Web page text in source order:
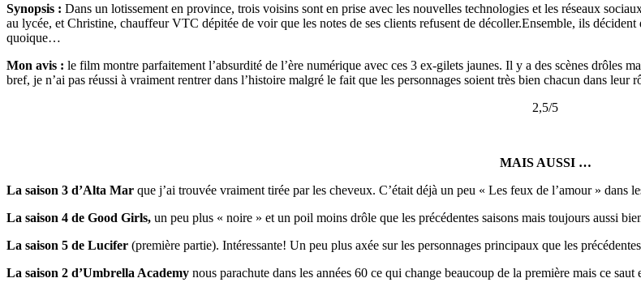
Synopsis : Dans un lotissement en province, trois voisins sont en prise avec les nouvelles technologies et les réseaux
au lycée, et Christine, chauffeur VTC dépitée de voir que les notes de ses clients refusent de décoller.Ensemble, ils
quoique…
Mon avis : le film montre parfaitement l’absurdité de l’ère numérique avec ces 3 ex-gilets jaunes. Il y a des scènes drôles
bref, je n’ai pas réussi à vraiment rentrer dans l’histoire malgré le fait que les personnages soient très bien chacun dans
2,5/5
MAIS AUSSI …
La saison 3 d’Alta Mar que j’ai trouvée vraiment tirée par les cheveux. C’était déjà un peu « Les feux de l’amour » dans
La saison 4 de Good Girls, un peu plus « noire » et un poil moins drôle que les précédentes saisons mais toujours aussi
La saison 5 de Lucifer (première partie). Intéressante! Un peu plus axée sur les personnages principaux que les
La saison 2 d’Umbrella Academy nous parachute dans les années 60 ce qui change beaucoup de la première mais ce